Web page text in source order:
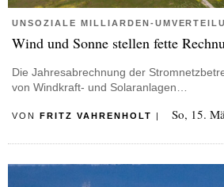
UNSOZIALE MILLIARDEN-
Wind und Sonne stellen fette
Die Jahresabrechnung der
von Windkraft- und Solaranlagen…
VON FRITZ VAHRENHOLT | So, 15.